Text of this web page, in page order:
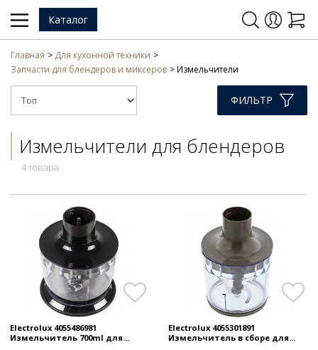
Каталог
Главная
Для кухонной техники
Запчасти для блендеров и миксеров
Измельчители
ФИЛЬТР
Измельчители для блендеров
4 товара
Electrolux 4055486981
Измельчитель 700ml для...
Electrolux 4055301891
Измельчитель в сборе для...